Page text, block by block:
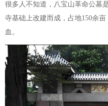
很多人不知道，八宝山革命公墓
寺基础上改建而成，占地150余
血。